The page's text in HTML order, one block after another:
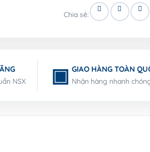
Chia sẻ:
NSX
GIAO HÀNG TOÀN
Nhận hàng nhanh